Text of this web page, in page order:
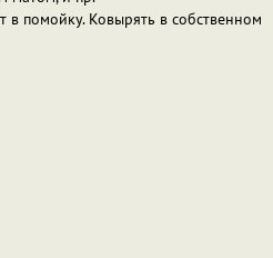
в помойку. Ковырять в собственном